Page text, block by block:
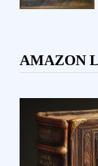
AMAZON